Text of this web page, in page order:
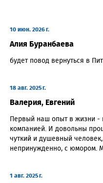
10 июн. 2026 г.
Алия Буранбаева
будет повод вернуться в
18 авг. 2025 г.
Валерия, Евгений
Первый наш опыт в жизни -
компанией. И довольны
чуткий и душевный
непринужденно, с юмором.
1 авг. 2025 г.